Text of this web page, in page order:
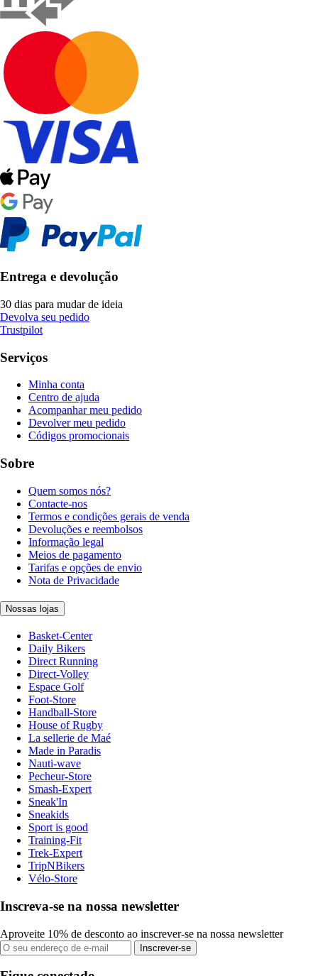
Entrega e devolução
30 dias para mudar de ideia
Devolva seu pedido
Trustpilot
Serviços
Minha conta
Centro de ajuda
Acompanhar meu pedido
Devolver meu pedido
Códigos promocionais
Sobre
Quem somos nós?
Contacte-nos
Termos e condições gerais de venda
Devoluções e reembolsos
Informação legal
Meios de pagamento
Tarifas e opções de envio
Nota de Privacidade
Nossas lojas
Basket-Center
Daily Bikers
Direct Running
Direct-Volley
Espace Golf
Foot-Store
Handball-Store
House of Rugby
La sellerie de Maé
Made in Paradis
Nauti-wave
Pecheur-Store
Smash-Expert
Sneak'In
Sneakids
Sport is good
Training-Fit
Trek-Expert
TripNBikers
Vélo-Store
Inscreva-se na nossa newsletter
Aproveite 10% de desconto ao inscrever-se na nossa newsletter
Inscrever-se